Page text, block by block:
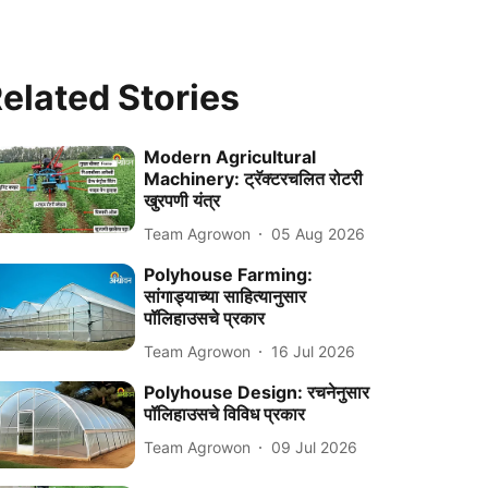
Stories
Modern Agricultural
Machinery: ट्रॅक्टरचलित रोटरी
खुरपणी यंत्र
Team Agrowon 05 Aug 2026
Polyhouse Farming:
सांगाड्याच्या साहित्यानुसार
पॉलिहाउसचे प्रकार
Team Agrowon 16 Jul 2026
Polyhouse Design: रचनेनुसार
पॉलिहाउसचे विविध प्रकार
Team Agrowon 09 Jul 2026